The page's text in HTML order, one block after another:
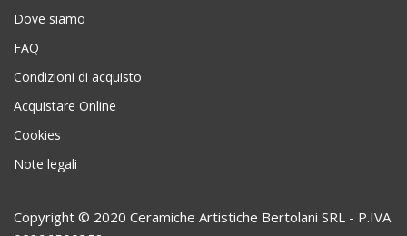
Dove siamo
FAQ
Condizioni di acquisto
Acquistare Online
Cookies
Note legali
Copyright © 2020 Ceramiche Artistiche Bertolani SRL - P.IVA